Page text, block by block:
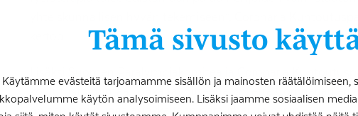
Tämä sivusto
Käytämme evästeitä tarjoamamme sisällön ja mainosten räätälöimiseen,
käytön analysoimiseen. Lisäksi jaamme sosiaalisen
koulutustoimintaa, jonka tavoitteena on, että Coronarian eri
ohjaamaan nuoria asiakkaitaan paraurheilun pariin.